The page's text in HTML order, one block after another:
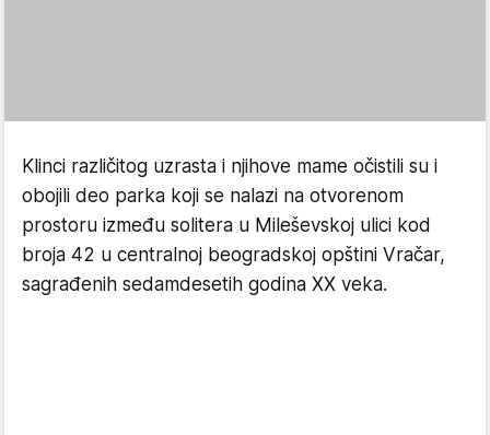
Klinci različitog uzrasta i njihove mame očistili su i
obojili deo parka koji se nalazi na otvorenom
prostoru između solitera u Mileševskoj ulici kod
broja 42 u centralnoj beogradskoj opštini Vračar,
sagrađenih sedamdesetih godina XX veka.